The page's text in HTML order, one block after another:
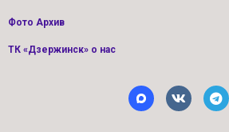
Фото Архив
ТК «Дзержинск» о нас